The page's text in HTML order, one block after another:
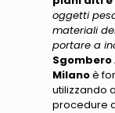
oggetti
materiali
portare a
Milanoè
utilizzando
procedure